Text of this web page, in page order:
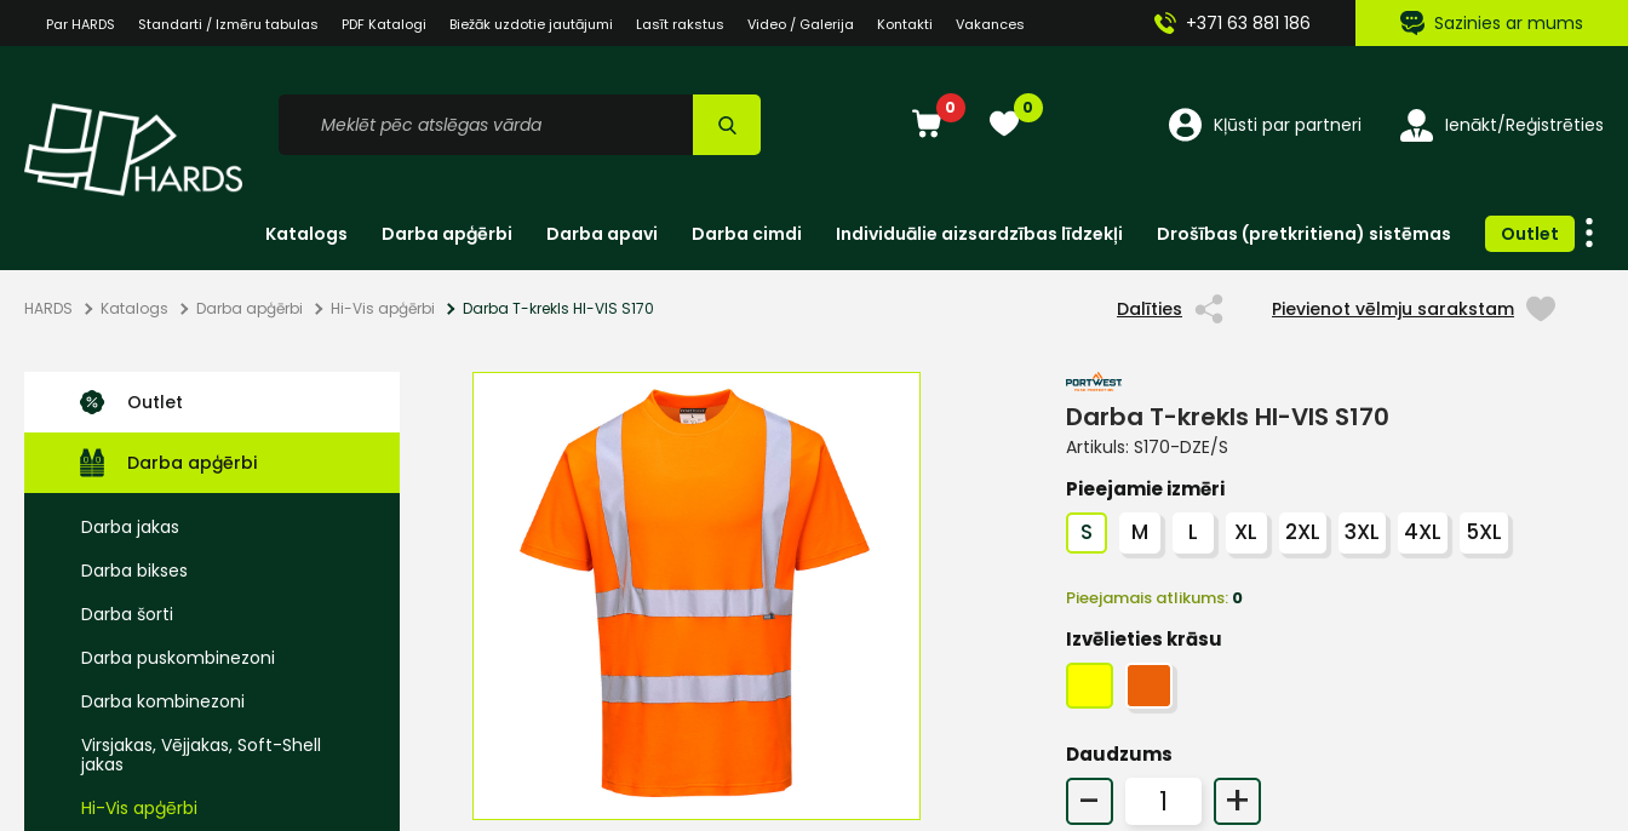
Par HARDS Standarti / Izmēru tabulas PDF Katalogi Biežāk uzdotie jautājumi Lasīt rakstus Video / Galerija Kontakti Vakances +371 63 881 186 Sazinies ar mums
0 0
Kļūsti par partneri Ienākt/Reģistrēties
Katalogs Darba apģērbi Darba apavi Darba cimdi Individuālie aizsardzības līdzekļi Drošības (pretkritiena) sistēmas Outlet
HARDS Katalogs Darba apģērbi Hi-Vis apģērbi Darba T-krekls HI-VIS S170 Dalīties Pievienot vēlmju sarakstam
Outlet
Darba apģērbi
Darba jakas
Darba bikses
Darba šorti
Darba puskombinezoni
Darba kombinezoni
Virsjakas, Vējjakas, Soft-Shell
jakas
Hi-Vis apģērbi
Darba T-krekls HI-VIS S170
Artikuls: S170-DZE/S
Pieejamie izmēri
S M L XL 2XL 3XL 4XL 5XL
Pieejamais atlikums: 0
Izvēlieties krāsu
Daudzums
- +